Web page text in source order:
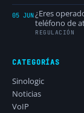
05 JUN¿Eres
teléfono de
REGULACIÓN
CATEGORÍAS
Sinologic
Noticias
VoIP